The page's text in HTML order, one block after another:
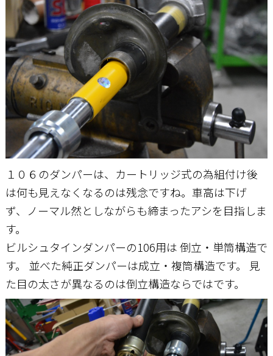
１０６のダンパーは、カートリッジ式の為組付け後
は何も見えなくなるのは残念ですね。車高は下げ
ず、ノーマル然としながらも締まったアシを目指しま
す。
ビルシュタインダンパーの106用は 倒立・単筒構造で
す。 並べた純正ダンパーは成立・複筒構造です。 見
た目の太さが異なるのは倒立構造ならではです。